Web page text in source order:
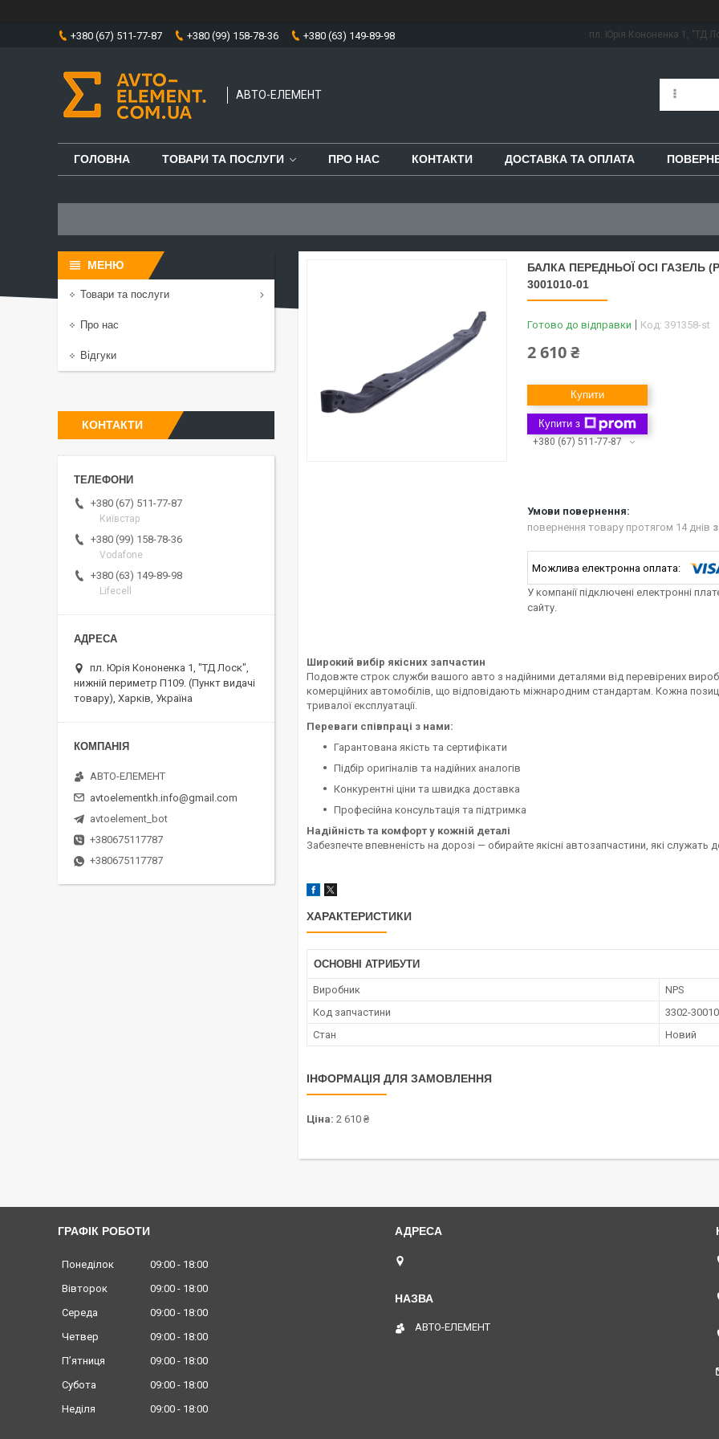
+380 (67) 511-77-87 +380 (99) 158-78-36 +380 (63) 149-89-98 пл. Юрія Кононенка 1, "ТД
АВТО-ЕЛЕМЕНТ
ГОЛОВНА ТОВАРИ ТА ПОСЛУГИ ПРО НАС КОНТАКТИ ДОСТАВКА ТА ОПЛАТА
БАЛКА ПЕРЕДНЬОЇ ОСI ГАЗЕЛЬ
3001010-01
Готово до відправки Код: 391358-st
2 610 ₴
Купити
Купити з
+380 (67) 511-77-87
повернення товару протягом 14 днів
У компанії підключені електронні
сайту.
Широкий вибір якісних запчастин
Подовжте строк служби вашого авто з надійними деталями від перевірених
комерційних автомобілів, що відповідають міжнародним стандартам. Кожна
тривалої експлуатації.
Переваги співпраці з нами:
Гарантована якість та сертифікати
Підбір оригіналів та надійних аналогів
Конкурентні ціни та швидка доставка
Професійна консультація та підтримка
Надійність та комфорт у кожній деталі
Забезпечте впевненість на дорозі — обирайте якісні автозапчастини, які служать
ХАРАКТЕРИСТИКИ
ОСНОВНІ АТРИБУТИ
Виробник
NPS
Код запчастини
3302-
Стан
Новий
ІНФОРМАЦІЯ ДЛЯ ЗАМОВЛЕННЯ
Ціна: 2 610 ₴
Товари та послуги
Про нас
Відгуки
КОНТАКТИ
+380 (67) 511-77-87
Київстар
+380 (99) 158-78-36
Vodafone
+380 (63) 149-89-98
Lifecell
пл. Юрія Кононенка 1, "ТД Лоск",
нижній периметр П109. (Пункт видачі
товару), Харків, Україна
АВТО-ЕЛЕМЕНТ
avtoelementkh.info@gmail.com
avtoelement_bot
+380675117787
+380675117787
ГРАФІК РОБОТИ
Понеділок 09:00
18:00
Вівторок
09:00
18:00
Середа
09:00
18:00
Четвер
09:00
18:00
Пʼятниця
09:00
18:00
Субота
09:00
18:00
Неділя
09:00 18:00
АВТО-ЕЛЕМЕНТ